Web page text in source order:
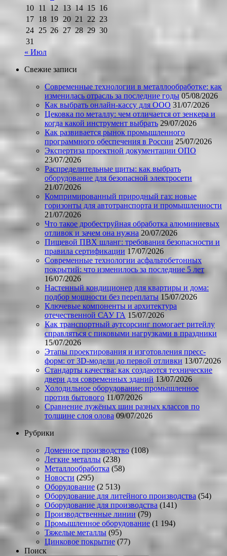
10 11 12 13 14 15 16
17 18 19 20 21 22 23
24 25 26 27 28 29 30
31
« Июл
Свежие записи
Современные технологии в металлообработке: как
изменилась отрасль за последние годы 05/08/2026
Как выбрать онлайн-кассу для ООО 31/07/2026
Цековка по металлу: чем отличается от зенкера и
когда какой инструмент выбрать 29/07/2026
Как развивается рынок промышленного
программного обеспечения в России 25/07/2026
Экспертиза проектной документации ОПО
23/07/2026
Распределительные щиты: как выбрать
оборудование для безопасной электросети
21/07/2026
Компримированный природный газ: новые
горизонты для автотранспорта и промышленности
21/07/2026
Что такое дробеструйная обработка алюминиевых
отливок и зачем она нужна 20/07/2026
Пищевой ПВХ шланг: требования безопасности и
правила сертификации 17/07/2026
Современные технологии асфальтобетонных
покрытий: что изменилось за последние 5 лет
16/07/2026
Настенный кондиционер для квартиры и дома:
подбор мощности без переплаты 15/07/2026
Ключевые компоненты и архитектура
отечественной САУ ГА 15/07/2026
Как транспортный аутсорсинг помогает ритейлу
справляться с пиковыми нагрузками в праздники
15/07/2026
Этапы проектирования и изготовления пресс-
форм: от 3D-модели до первой отливки 13/07/2026
Стандарты качества: как создаются технические
двери для современных зданий 13/07/2026
Холодильное оборудование: промышленное
против бытового 11/07/2026
Сравнение лужёных шин разных классов по
толщине слоя олова 09/07/2026
Рубрики
Доменное производство(108)
Легкие металлы (238)
Металлообработка (58)
Новости (295)
Оборудование (2 513)
Оборудование для литейного производства (54)
Оборудование для производства (141)
Производственные линии (79)
Промышленное оборудование (1 194)
Тяжелые металлы (95)
Цинковое покрытие (77)
Поиск